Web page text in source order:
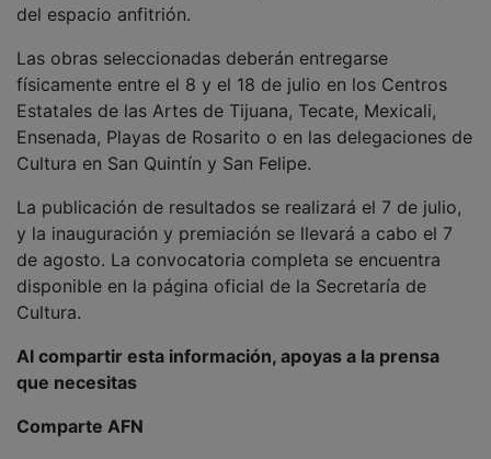
del espacio anfitrión.
Las obras seleccionadas deberán entregarse
físicamente entre el 8 y el 18 de julio en los Centros
Estatales de las Artes de Tijuana, Tecate, Mexicali,
Ensenada, Playas de Rosarito o en las delegaciones de
Cultura en San Quintín y San Felipe.
La publicación de resultados se realizará el 7 de julio,
y la inauguración y premiación se llevará a cabo el 7
de agosto. La convocatoria completa se encuentra
disponible en la página oficial de la Secretaría de
Cultura.
Al compartir esta información, apoyas a la prensa
que necesitas
Comparte AFN